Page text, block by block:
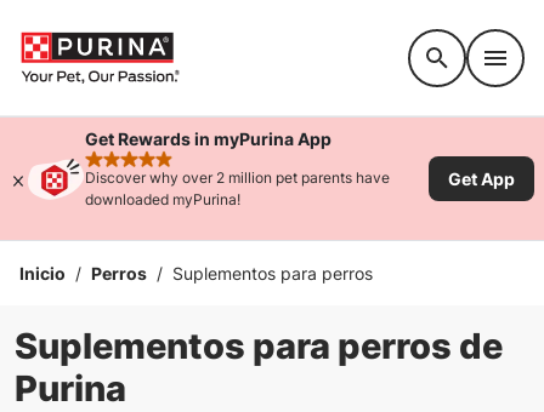
Get Rewards in myPurina App
rated 4.9 stars
Discover why over 2 million pet parents have
downloaded myPurina!
Get App
Inicio / Perros / Suplementos para perros
Suplementos para perros de
Purina